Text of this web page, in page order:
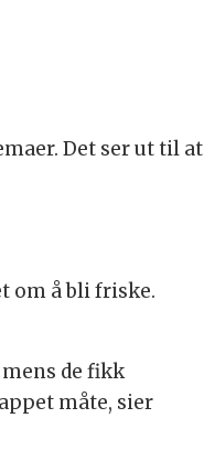
Det ser ut til at
om å bli friske.
de fikk
måte, sier